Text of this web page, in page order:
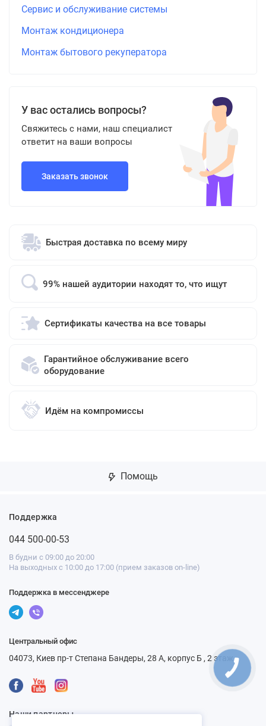
Сервис и обслуживание системы
Монтаж кондиционера
Монтаж бытового рекуператора
У вас остались вопросы?
Свяжитесь с нами, наш специалист
ответит на ваши вопросы
Заказать звонок
Быстрая доставка по всему миру
99% нашей аудитории находят то, что ищут
Сертификаты качества на все товары
Гарантийное обслуживание всего
оборудование
Идём на компромиссы
Помощь
Поддержка
044 500-00-53
В будни с 09:00 до 20:00
На выходных с 10:00 до 17:00 (прием заказов on-line)
Поддержка в мессенджере
Центральный офис
04073, Киев пр-т Степана Бандеры, 28 А, корпус Б , 2 этаж
Наши партнеры